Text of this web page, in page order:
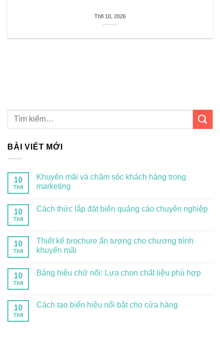
Th8 10, 2026
BÀI VIẾT MỚI
10
Th8
Khuyến mãi và chăm sóc khách hàng trong
marketing
10
Th8
Cách thức lắp đặt biển quảng cáo chuyên nghiệp
10
Th8
Thiết kế brochure ấn tượng cho chương trình
khuyến mãi
10
Th8
Bảng hiệu chữ nổi: Lựa chọn chất liệu phù hợp
10
Th8
Cách tạo biển hiệu nổi bật cho cửa hàng